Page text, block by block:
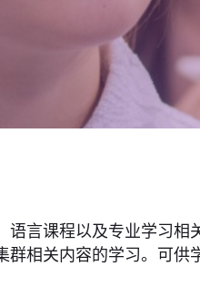
言课程以及专业学习相
相关内容的学习。可供